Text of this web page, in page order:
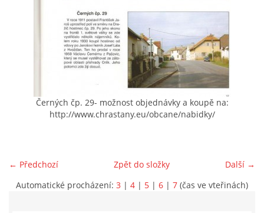
"KNIHOBUDKY"
ČASOSBĚRY - CHRÁŠŤANY
E-KNIHY DO KAŽDÉ KNIHOVNY
Černých čp. 29- možnost objednávky a koupě na:
http://www.chrastany.eu/obcane/nabidky/
← Předchozí Další →
Zpět do složky
Automatické procházení: 3 | 4 | 5 | 6 | 7 (čas ve vteřinách)